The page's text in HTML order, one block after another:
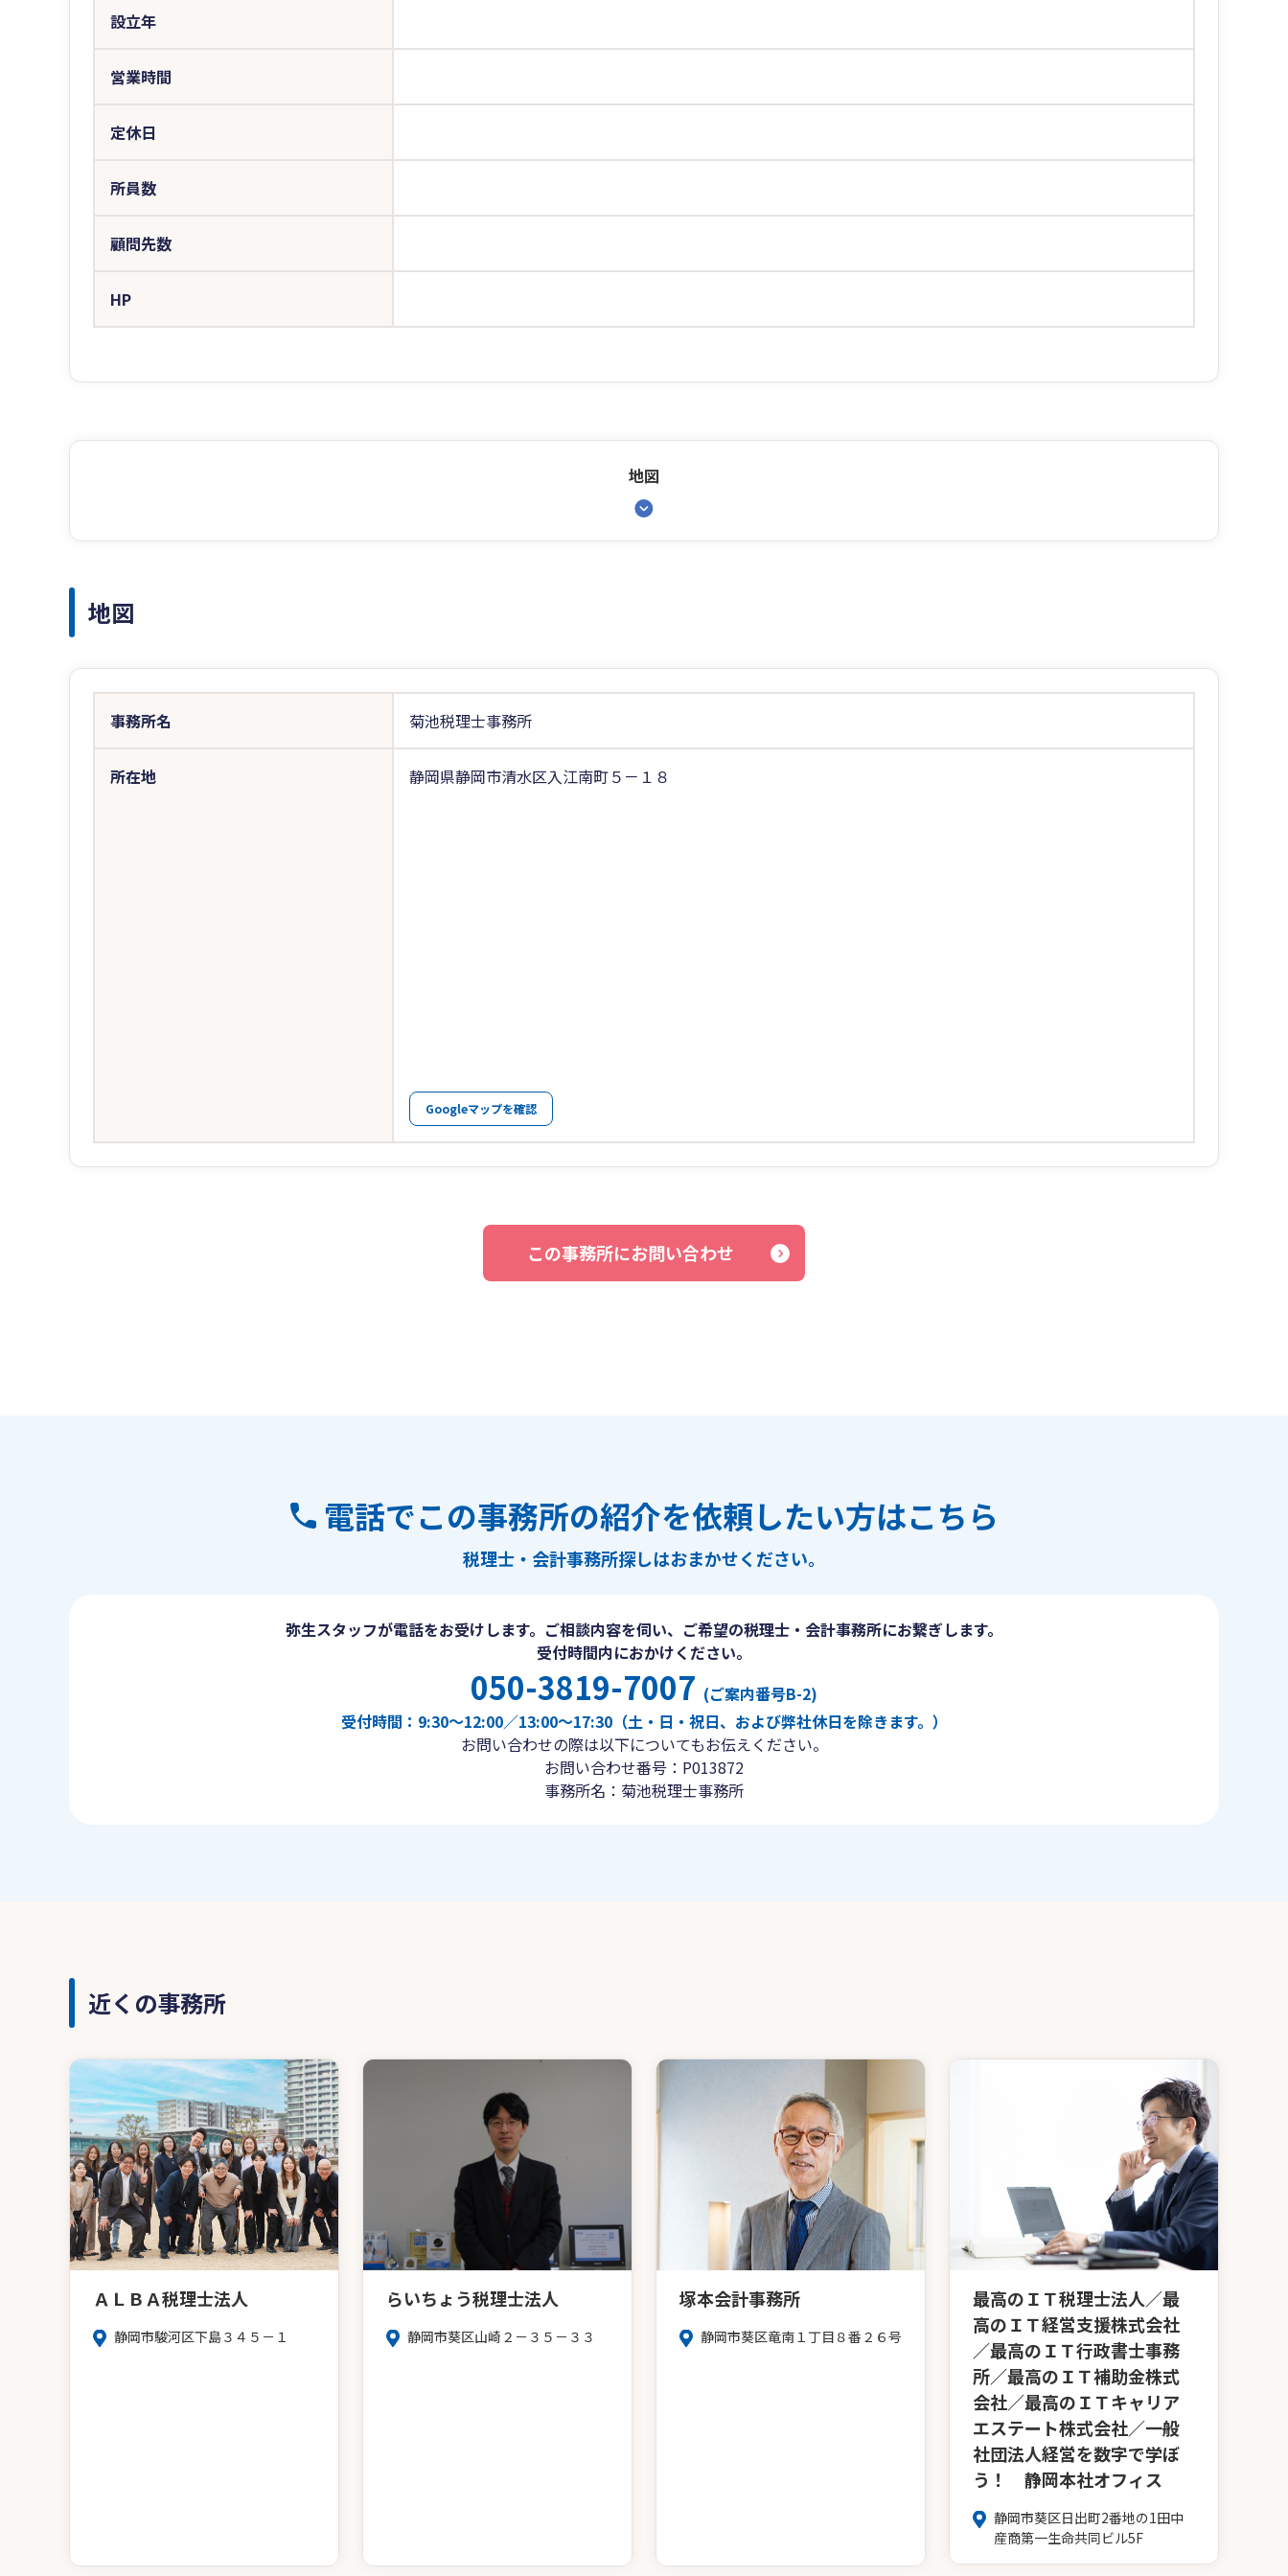
設立年
営業時間
定休日
所員数
顧問先数
HP
地図
地図
事務所名 菊池税理士事務所
所在地 静岡県静岡市清水区入江南町５－１８
Googleマップを確認
この事務所にお問い合わせ
電話でこの事務所の紹介を依頼したい方はこちら
税理士・会計事務所探しはおまかせください。
弥生スタッフが電話をお受けします。ご相談内容を伺い、ご希望の税理士・会計事務所にお繋ぎします。
受付時間内におかけください。
050-3819-7007 (ご案内番号B-2)
受付時間：9:30〜12:00／13:00〜17:30（土・日・祝日、および弊社休日を除きます。）
お問い合わせの際は以下についてもお伝えください。
お問い合わせ番号：P013872
事務所名：菊池税理士事務所
近くの事務所
ＡＬＢＡ税理士法人
静岡市駿河区下島３４５－１
らいちょう税理士法人
静岡市葵区山崎２－３５－３３
塚本会計事務所
静岡市葵区竜南１丁目８番２６号
最高のＩＴ税理士法人／最
高のＩＴ経営支援株式会社
／最高のＩＴ行政書士事務
所／最高のＩＴ補助金株式
会社／最高のＩＴキャリア
エステート株式会社／一般
社団法人経営を数字で学ぼ
う！ 静岡本社オフィス
静岡市葵区日出町2番地の1田中
産商第一生命共同ビル5F